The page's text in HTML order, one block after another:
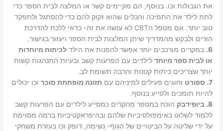
את הגבולות וכו. בנוסף, הם מקיימים קשר או המלצה לבית הספר כדי
לתת לילד את התמיכה והכלים שהוא זקוק להם כדי להסתגל ולתפקד
טוב יותר. אם מטפל הCBT לא עושה את זה- כדאי ללכת להדרכת
הורים ולבקש מהמדריך שיתן המלצות לבית הספר ויעזור בגישור.
6. במקרים מורכבים יותר אפשר להפנות את הילדלכיתות מיוחדות
או לבית ספר מיוחד לילדים עם הפרעות קשב ובעיות התנהגות קשות
יותר שצריכים כיתות קטנות והרבה תשומת לב.
7. ספורט
וחוגים פעילים למיניהם עם תזונה מופחתת סוכר וכו יכולים
להיות תומכים ולסייע בנוסף.
8. ביופידבק
הוכח במספר מחקרים כמסייע לילדים עם הפרעות קשב
ללמוד לשלוט באימפולסיביות שלהם ובהיפראקטיביות ברמה מסוימת
על ידי שליטה על הביטויים של הגוף- נשימה, דופק וכו בעזרת משחקי